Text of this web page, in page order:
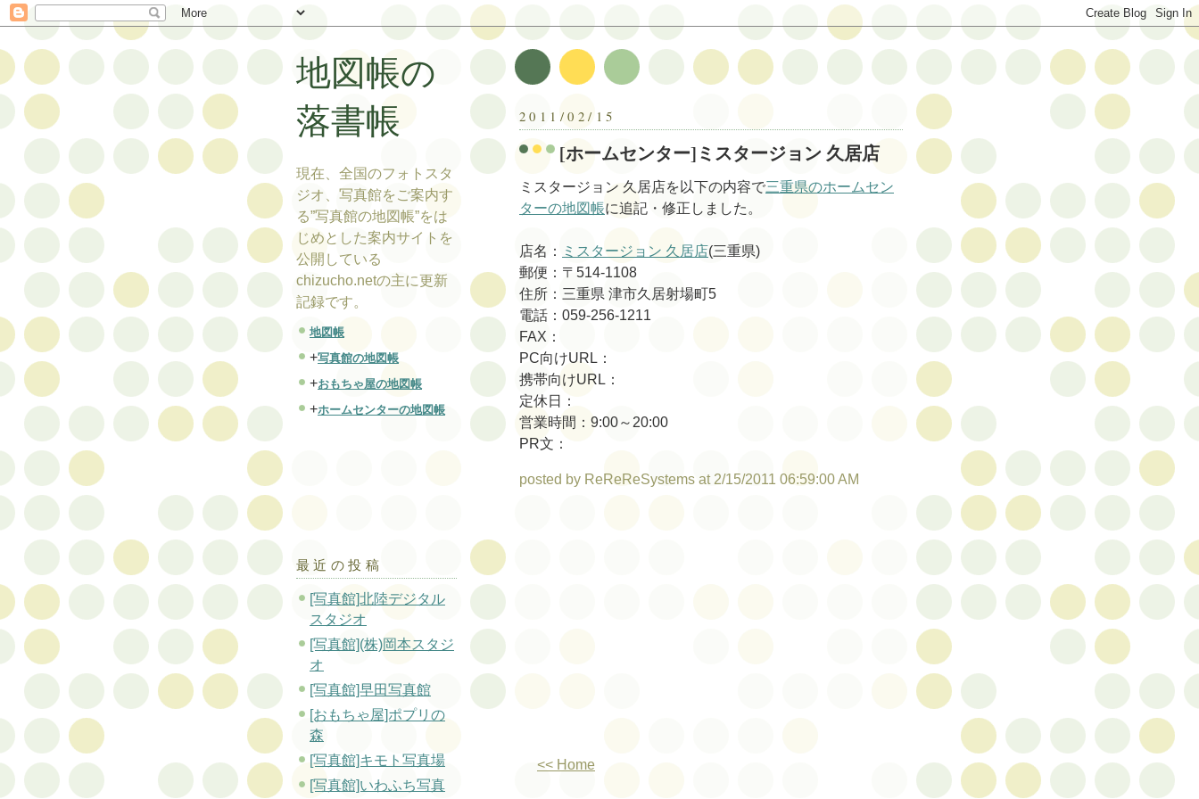
2011/02/15
[ホームセンター]ミスタージョン 久居店
ミスタージョン 久居店を以下の内容で三重県のホームセン
ターの地図帳に追記・修正しました。
店名： ミスタージョン 久居店(三重県)
郵便：〒514-1108
住所：三重県 津市久居射場町5
電話：059-256-1211
FAX：
PC向けURL：
携帯向けURL：
定休日：
営業時間：9:00～20:00
PR文：
posted by ReReReSystems at 2/15/2011 06:59:00 AM
<< Home
地図帳の
落書帳
現在、全国のフォトスタ
ジオ、写真館をご案内す
る”写真館の地図帳”をは
じめとした案内サイトを
公開している
chizucho.netの主に更新
記録です。
地図帳
+写真館の地図帳
+おもちゃ屋の地図帳
+ホームセンターの地図帳
最近の投稿
[写真館]北陸デジタル
スタジオ
[写真館](株)岡本スタジ
オ
[写真館]早田写真館
[おもちゃ屋]ポプリの
森
[写真館]キモト写真場
[写真館]いわふち写真